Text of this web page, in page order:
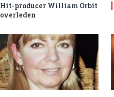
Hit-producer William Orbit
overleden